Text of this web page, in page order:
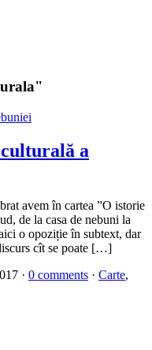
a
avem în cartea ”O istorie
de la casa de nebuni la
o opoziție în subtext, dar
cît se poate […]
· 0 comments · Carte,